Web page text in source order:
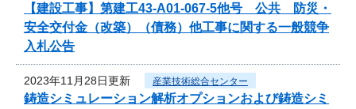
【建設工事】第建工43-A01-067-5他号 公共 防災・
安全交付金（改築）（債務）他工事に関する一般競争
入札公告
2023年11月28日更新 産業技術総合センター
鋳造シミュレーション解析オプションおよび鋳造シミ